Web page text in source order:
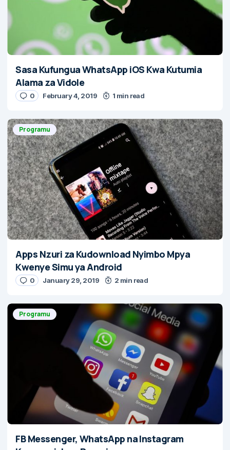
Sasa Kufungua WhatsApp iOS Kwa Kutumia
Alama za Vidole
0 February 4, 2019 1 min read
Programu
Apps Nzuri za Kudownload Nyimbo Mpya
Kwenye Simu ya Android
0 January 29, 2019 2 min read
Programu
FB Messenger, WhatsApp na Instagram